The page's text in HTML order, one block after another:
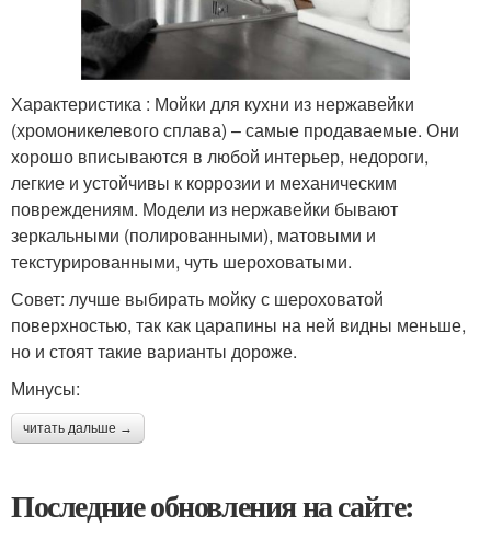
Характеристика : Мойки для кухни из нержавейки
(хромоникелевого сплава) – самые продаваемые. Они
хорошо вписываются в любой интерьер, недороги,
легкие и устойчивы к коррозии и механическим
повреждениям. Модели из нержавейки бывают
зеркальными (полированными), матовыми и
текстурированными, чуть шероховатыми.
Совет: лучше выбирать мойку с шероховатой
поверхностью, так как царапины на ней видны меньше,
но и стоят такие варианты дороже.
Минусы:
читать дальше →
Последние обновления на сайте: